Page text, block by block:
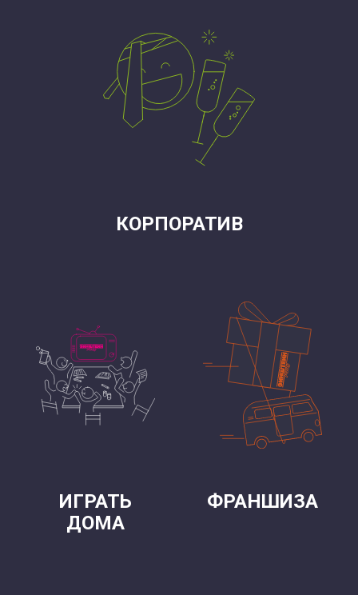
КОРПОРАТИВ
ИГРАТЬ
ДОМА
ФРАНШИЗА